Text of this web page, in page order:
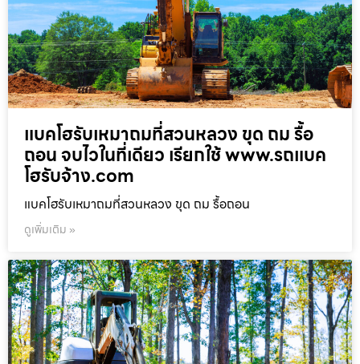
แบคโฮรับเหมาถมที่สวนหลวง ขุด ถม รื้อ
ถอน จบไวในที่เดียว เรียกใช้ www.รถแบค
โฮรับจ้าง.com
แบคโฮรับเหมาถมที่สวนหลวง ขุด ถม รื้อถอน
ดูเพิ่มเติม »